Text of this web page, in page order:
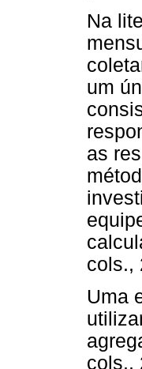
Na
um
as
cols.,
Uma
cols.,